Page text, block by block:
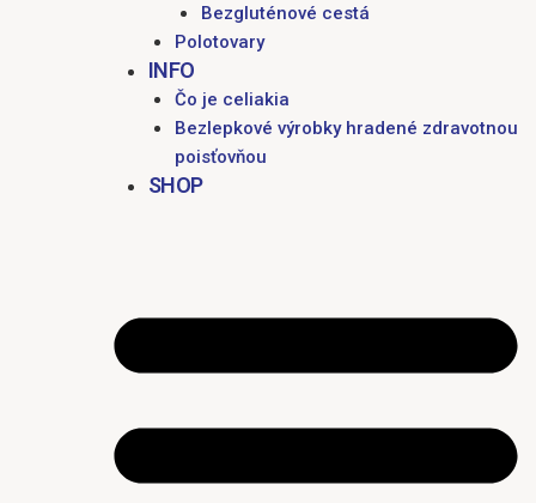
Bezgluténové cestá
Polotovary
INFO
Čo je celiakia
Bezlepkové výrobky hradené zdravotnou
poisťovňou
SHOP